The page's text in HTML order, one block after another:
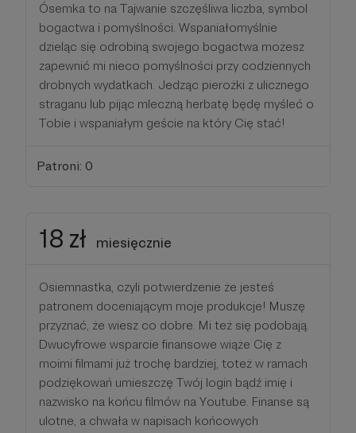
Ósemka to na Tajwanie szczęśliwa liczba, symbol
bogactwa i pomyślności. Wspaniałomyślnie
dzieląc się odrobiną swojego bogactwa możesz
zapewnić mi nieco pomyślności przy codziennych
drobnych wydatkach. Jedząc pierożki z ulicznego
straganu lub pijąc mleczną herbatę będę myśleć o
Tobie i wspaniałym geście na który Cię stać!
Patroni: 0
18 zł miesięcznie
Osiemnastka, czyli potwierdzenie że jesteś
patronem doceniającym moje produkcje! Muszę
przyznać, że wiesz co dobre. Mi też się podobają.
Dwucyfrowe wsparcie finansowe wiąże Cię z
moimi filmami już trochę bardziej, toteż w ramach
podziękowań umieszczę Twój login bądź imię i
nazwisko na końcu filmów na Youtube. Finanse są
ulotne, a chwała w napisach końcowych